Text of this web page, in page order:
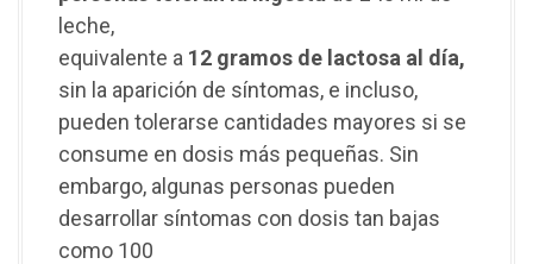
leche,
equivalente a 12 gramos de lactosa al día,
sin la aparición de síntomas, e incluso,
pueden tolerarse cantidades mayores si se
consume en dosis más pequeñas. Sin
embargo, algunas personas pueden
desarrollar síntomas con dosis tan bajas
como 100